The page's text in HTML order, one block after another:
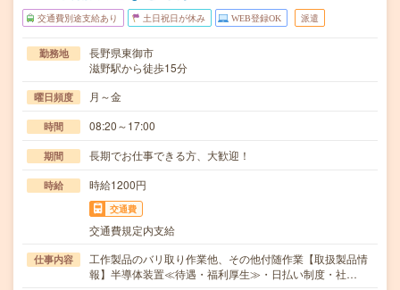
交通費別途支給あり 土日祝日が休み WEB登録OK 派遣
勤務地
長野県東御市
滋野駅から徒歩15分
曜日頻度 月～金
時間 08:20～17:00
期間 長期でお仕事できる方、大歓迎！
時給 時給1200円
交通費
交通費規定内支給
仕事内容
工作製品のバリ取り作業他、その他付随作業【取扱製品情
報】半導体装置≪待遇・福利厚生≫・日払い制度・社…